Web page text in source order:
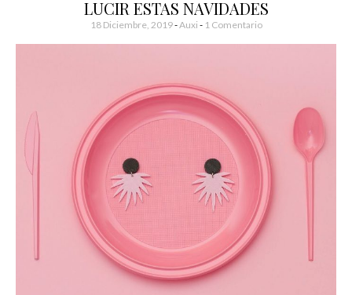
LUCIR ESTAS NAVIDADES
18 Diciembre, 2019-Auxi 1 Comentario